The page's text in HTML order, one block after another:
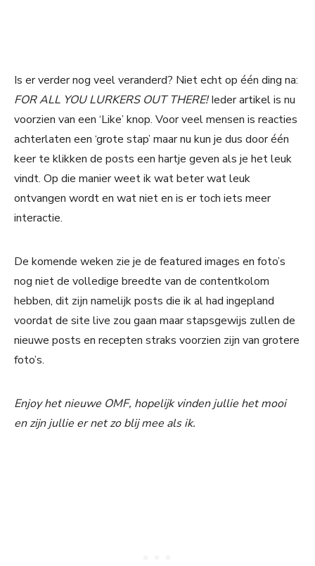
Is er verder nog veel veranderd? Niet echt op één ding na:
FOR ALL YOU LURKERS OUT THERE!Ieder artikel is nu
voorzien van een ‘Like’ knop. Voor veel mensen is reacties
achterlaten een ‘grote stap’ maar nu kun je dus door één
keer te klikken de posts een hartje geven als je het leuk
vindt. Op die manier weet ik wat beter wat leuk
ontvangen wordt en wat niet en is er toch iets meer
interactie.
De komende weken zie je de featured images en foto’s
nog niet de volledige breedte van de contentkolom
hebben, dit zijn namelijk posts die ik al had ingepland
voordat de site live zou gaan maar stapsgewijs zullen de
nieuwe posts en recepten straks voorzien zijn van grotere
foto’s.
Enjoy het nieuwe OMF, hopelijk vinden jullie het mooi
en zijn jullie er net zo blij mee als ik.